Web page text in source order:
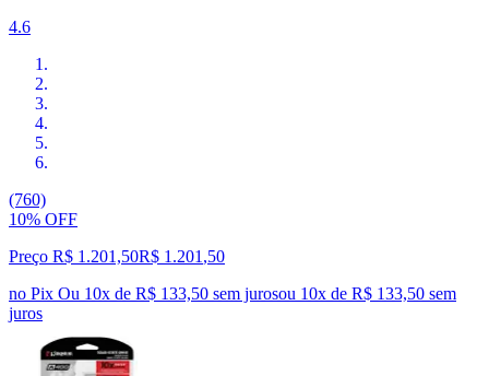
4.6
(760)
10% OFF
Preço R$ 1.201,50R$ 1.201 ,50
no Pix Ou 10x de R$ 133,50 sem jurosou 10x de R$ 133,50 sem
juros